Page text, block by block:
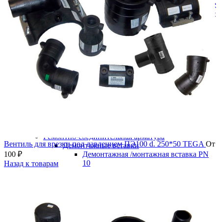
Краны шаровые полнопроходные
Краны шаровые редуцированные
Пожарная арматура
Гидранты
Подставки пожарные
Пожарная подставка двойная
фланцевая ру10
Пожарная подставка крестовая
фланцевая ру10
Пожарная подставка одинарная
Ремонтно-соединительная арматура
Демонтажные вставки
Демонтажная /монтажная вставка PN
10
Муфта ДРК универсальная
Вентиль для врезки под давлением ПЭ100 d. 250*50 TEGA От
100 ₽
Назад к товарам